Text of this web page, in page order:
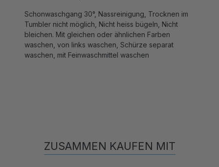
Tumbler nicht möglich, Nicht heiss bügeln, Nicht
bleichen. Mit gleichen oder ähnlichen Farben
waschen, von links waschen, Schürze separat
waschen, mit Feinwaschmittel waschen